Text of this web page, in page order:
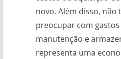
novo. Além disso, não
preocupar com
manutenção e
representa uma